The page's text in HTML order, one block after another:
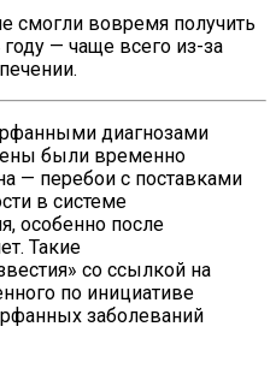
смогли вовремя получить
— чаще всего из-за
диагнозами
были временно
— перебои с поставками
в системе
особенно после
Такие
со ссылкой на
по инициативе
заболеваний